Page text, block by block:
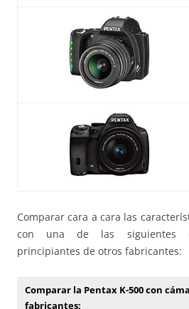
Comparar cara a cara las
con una de las siguientes
principiantes de otros fabricantes:
Comparar la Pentax K-500 con
fabricantes: